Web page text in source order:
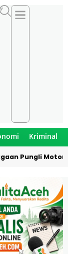
Kriminal
Pungli Motor